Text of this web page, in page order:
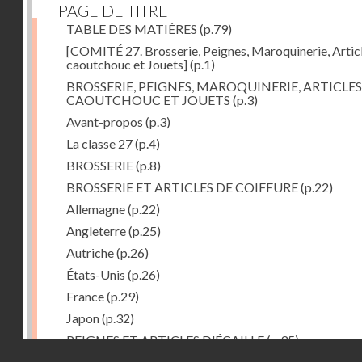
PAGE DE TITRE
TABLE DES MATIÈRES (p.79)
[COMITÉ 27. Brosserie, Peignes, Maroquinerie,
caoutchouc et Jouets](p.1)
BROSSERIE, PEIGNES, MAROQUINERIE,
CAOUTCHOUC ET JOUETS (p.3)
Avant-propos (p.3)
La classe 27(p.4)
BROSSERIE(p.8)
BROSSERIE ET ARTICLES DE COIFFURE(p.22)
Allemagne(p.22)
Angleterre(p.25)
Autriche(p.26)
États-Unis (p.26)
France(p.29)
Japon(p.32)
PEIGNES ET ARTICLES D'ÉCAILLE(p.35)